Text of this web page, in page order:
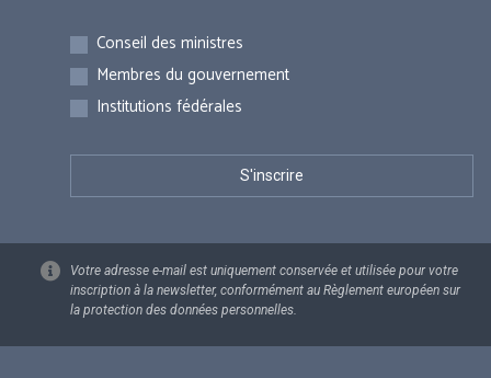
Inscriptions
Conseil des ministres
Membres du gouvernement
Institutions fédérales
Votre adresse e-mail est uniquement conservée et utilisée pour votre
inscription à la newsletter, conformément au Règlement européen sur
la protection des données personnelles.